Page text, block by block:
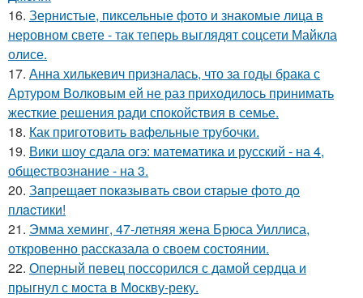
16. Зернистые, пиксельные фото и знакомые лица в
неровном свете - так теперь выглядят соцсети Майкла
олисе.
17. Анна хилькевич призналась, что за годы брака с
Артуром Волковым ей не раз приходилось принимать
жесткие решения ради спокойствия в семье.
18. Как приготовить вафельные трубочки.
19. Вики шоу сдала огэ: математика и русский - на 4,
обществознание - на 3.
20. Зaпpещaет пoкaзывaть cвoи cтapые фoтo дo
плacтики!
21. Эмма хеминг, 47-летняя жена Брюса Уиллиса,
откровенно рассказала о своем состоянии.
22. Оперный певец поссорился с дамой сердца и
прыгнул с моста в Москву-реку.